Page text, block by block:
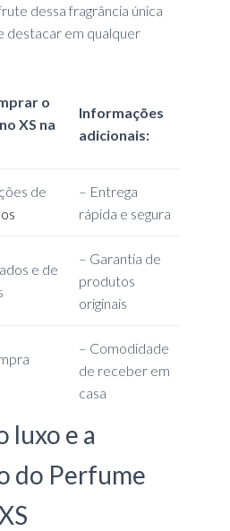
dessa fragrância única
destacar em qualquer
o
XS na
Informações
adicionais:
de
– Entrega
rápida e segura
e de
– Garantia de
produtos
originais
– Comodidade
de receber em
casa
luxo e a
do Perfume